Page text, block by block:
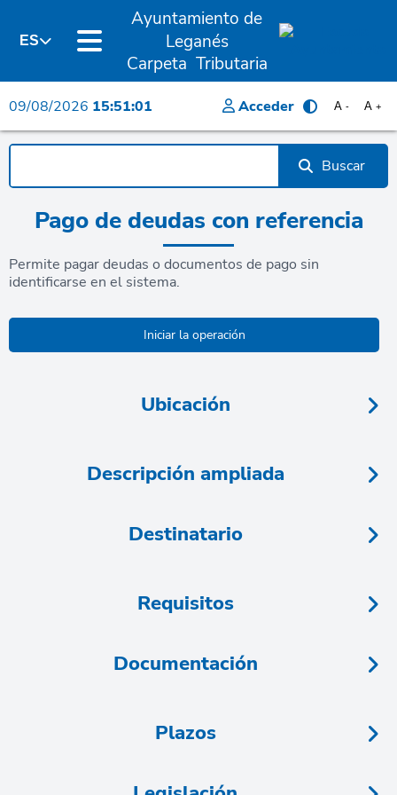
ES
Ayuntamiento de
Leganés
Carpeta Tributaria
09/08/2026 15:51:01 Acceder A +
A -
Buscar
Pago de deudas con referencia
Permite pagar deudas o documentos de pago sin
identificarse en el sistema.
Ubicación
Descripción ampliada
Destinatario
Requisitos
Documentación
Plazos